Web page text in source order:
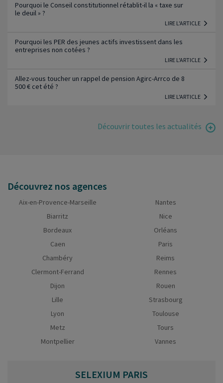
Pourquoi le Conseil constitutionnel rétablit-il la « taxe sur
le deuil » ?
LIRE L'ARTICLE
Pourquoi les PER des jeunes actifs investissent dans les
entreprises non cotées ?
LIRE L'ARTICLE
Allez-vous toucher un rappel de pension Agirc-Arrco de 8
500 € cet été ?
LIRE L'ARTICLE
Découvrir toutes les actualités
Découvrez nos agences
Aix-en-Provence-Marseille
Biarritz
Bordeaux
Caen
Chambéry
Clermont-Ferrand
Dijon
Lille
Lyon
Metz
Montpellier
Nantes
Nice
Orléans
Paris
Reims
Rennes
Rouen
Strasbourg
Toulouse
Tours
Vannes
SELEXIUM PARIS